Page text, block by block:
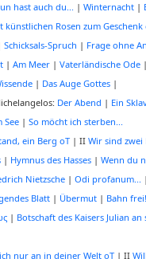
hast auch du... | Winternacht|
künstlichen Rosen zum
Schicksals-Spruch | Frage ohne
| Am Meer| Vaterländische Ode|
| Das Auge Gottes|
Der Abend | Ein
See| So möcht ich sterben...
ein Berg oT| II Wir sind zwei
| Hymnus des Hasses| Wenn du
Nietzsche| Odi profanum... |
Blatt| Übermut| Bahn frei!
| Botschaft des Kaisers Julian an
nur an in deiner Welt oT| II